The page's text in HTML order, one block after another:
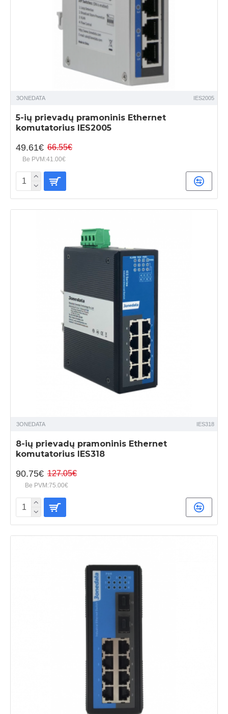
3ONEDATA IES2005
5-ių prievadų pramoninis Ethernet
komutatorius IES2005
49.61€ 66.55€
Be PVM:41.00€
3ONEDATA IES318
8-ių prievadų pramoninis Ethernet
komutatorius IES318
90.75€ 127.05€
Be PVM:75.00€